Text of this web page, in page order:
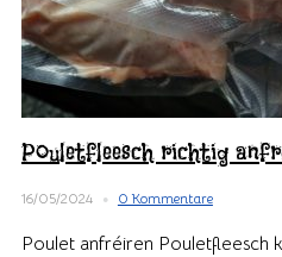
Pouletfleesch richtig
16/05/2024 0 Kommentare
Poulet anfréiren Pouletfleesch